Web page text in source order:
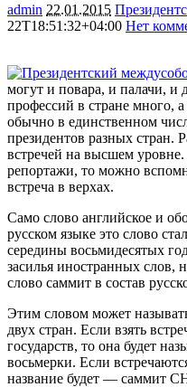
admin 22.01.2015
22T18:51:32+04:00 Нет
могут и повара, и палачи,
профессий в стране много,
обычно в единственном
президентов разных стран.
встречей на высшем
репортажи, то можно
встреча в верхах.
Само слово английское и
русском языке это слово
середины восьмидесятых
засилья иностранных слов,
слово саммит в состав
Этим словом может
двух стран. Если взять
государств, то она будет
восьмерки. Если
название будет — саммит